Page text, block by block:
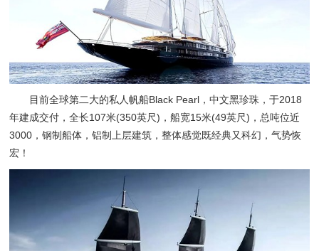
目前全球第二大的私人帆船Black Pearl，中文黑珍珠，于2018
年建成交付，全长107米(350英尺)，船宽15米(49英尺)，总吨位近
3000，钢制船体，铝制上层建筑，整体感觉既经典又科幻，气势恢
宏！